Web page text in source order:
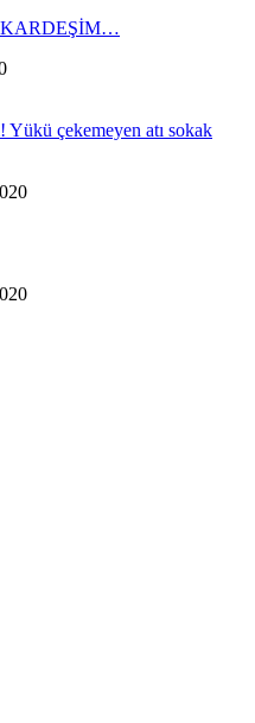
KARDEŞİM…
Yükü çekemeyen atı sokak